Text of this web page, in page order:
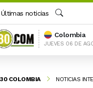
Últimas noticias
Buscar
Colombia
JUEVES 06 DE
COLOMBIA NOTICIAS